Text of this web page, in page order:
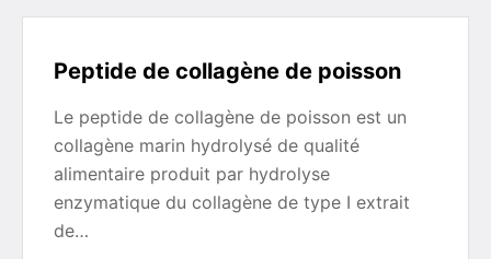
Peptide de collagène de poisson
Le peptide de collagène de poisson est un
collagène marin hydrolysé de qualité
alimentaire produit par hydrolyse
enzymatique du collagène de type I extrait
de…